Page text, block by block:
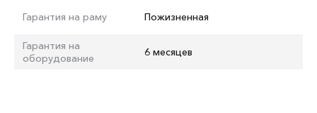
Гарантия на раму Пожизненная
Гарантия на
оборудование
6 месяцев